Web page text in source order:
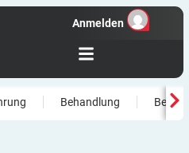
Anmelden
Behandlung